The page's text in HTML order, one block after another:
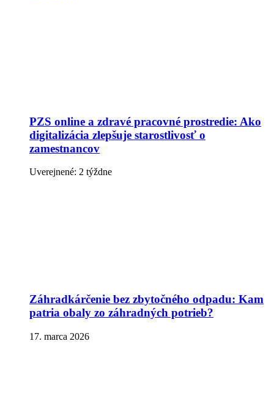
PZS online a zdravé pracovné prostredie: Ako
digitalizácia zlepšuje starostlivosť o
zamestnancov
Uverejnené: 2 týždne
Záhradkárčenie bez zbytočného odpadu: Kam
patria obaly zo záhradných potrieb?
17. marca 2026